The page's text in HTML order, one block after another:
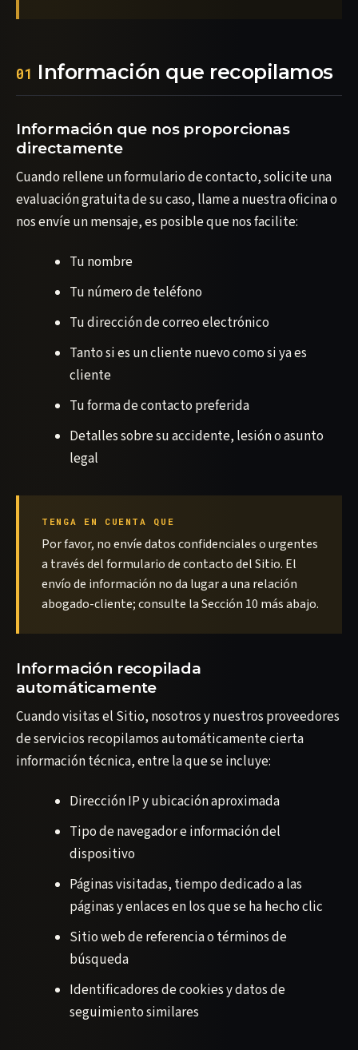
01 Información que recopilamos
Información que nos proporcionas
directamente
Cuando rellene un formulario de contacto, solicite una
evaluación gratuita de su caso, llame a nuestra oficina o
nos envíe un mensaje, es posible que nos facilite:
Tu nombre
Tu número de teléfono
Tu dirección de correo electrónico
Tanto si es un cliente nuevo como si ya es
cliente
Tu forma de contacto preferida
Detalles sobre su accidente, lesión o asunto
legal
TENGA EN CUENTA QUE
Por favor, no envíe datos confidenciales o urgentes
a través del formulario de contacto del Sitio. El
envío de información no da lugar a una relación
abogado-cliente; consulte la Sección 10 más abajo.
Información recopilada
automáticamente
Cuando visitas el Sitio, nosotros y nuestros proveedores
de servicios recopilamos automáticamente cierta
información técnica, entre la que se incluye:
Dirección IP y ubicación aproximada
Tipo de navegador e información del
dispositivo
Páginas visitadas, tiempo dedicado a las
páginas y enlaces en los que se ha hecho clic
Sitio web de referencia o términos de
búsqueda
Identificadores de cookies y datos de
seguimiento similares